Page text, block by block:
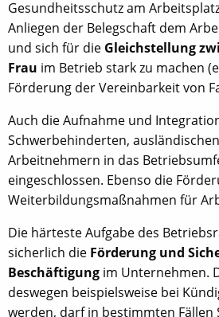
Gesundheitsschutz am
Anliegen der Belegschaft dem
und sich für die Gleichstellung
Frau im Betrieb stark zu machen
Förderung der Vereinbarkeit von
Auch die Aufnahme und
Schwerbehinderten,
Arbeitnehmern in das
eingeschlossen. Ebenso die
Weiterbildungsmaßnahmen für
Die härteste Aufgabe des
sicherlich die Förderung und
Beschäftigung im Unternehmen.
deswegen beispielsweise bei
werden, darf in bestimmten Fällen